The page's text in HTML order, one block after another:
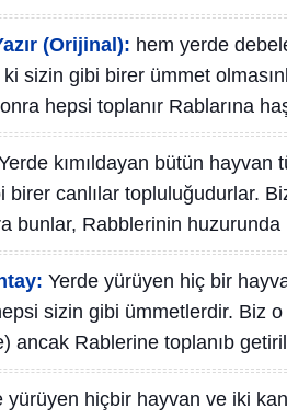
(Orijinal): hem yerde
sizin gibi birer ümmet
hepsi toplanır Rablarına
kımıldayan bütün
canlılar topluluğudurlar.
bunlar, Rabblerinin
Yerde yürüyen hiç bir
sizin gibi ümmetlerdir. Biz o
ancak Rablerine toplanıb
yürüyen hiçbir hayvan ve iki